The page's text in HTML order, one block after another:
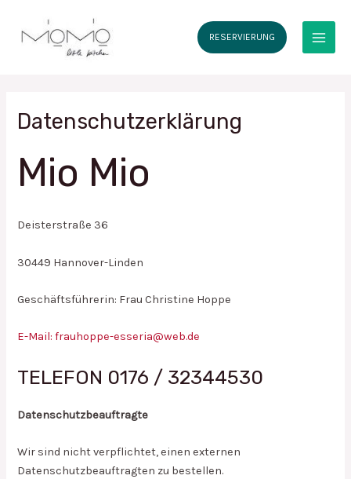
springen
RESERVIERUNG
MAIN
Datenschutzerklärung
Mio Mio
Deisterstraße 36
30449 Hannover-Linden
Geschäftsführerin: Frau Christine Hoppe
E-Mail: frauhoppe-esseria@web.de
TELEFON 0176 / 32344530
Datenschutzbeauftragte
Wir sind nicht verpflichtet, einen externen
Datenschutzbeauftragten zu bestellen.